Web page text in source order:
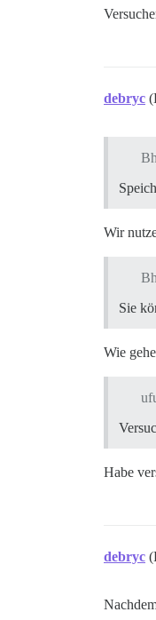
debryc
Wir
Sie
Wie
Habe
debryc